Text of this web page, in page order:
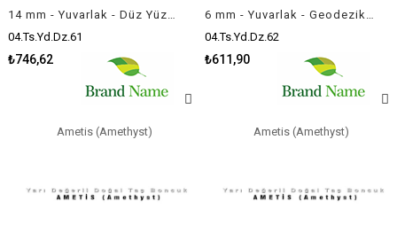
04.Ts.Yd.Dz.61
₺746,62
04.Ts.Yd.Dz.62
₺611,90
Ametis (Amethyst) Ametis (Amethyst)